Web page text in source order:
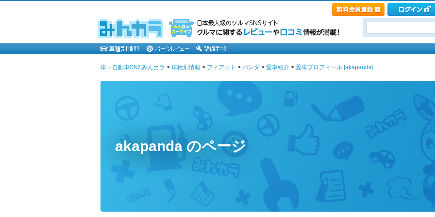
車・自動車SNSみんカラ > 車種別情報 > フィアット > パンダ > 愛車紹介 > 愛車プロフィール [akapanda]
akapanda のページ